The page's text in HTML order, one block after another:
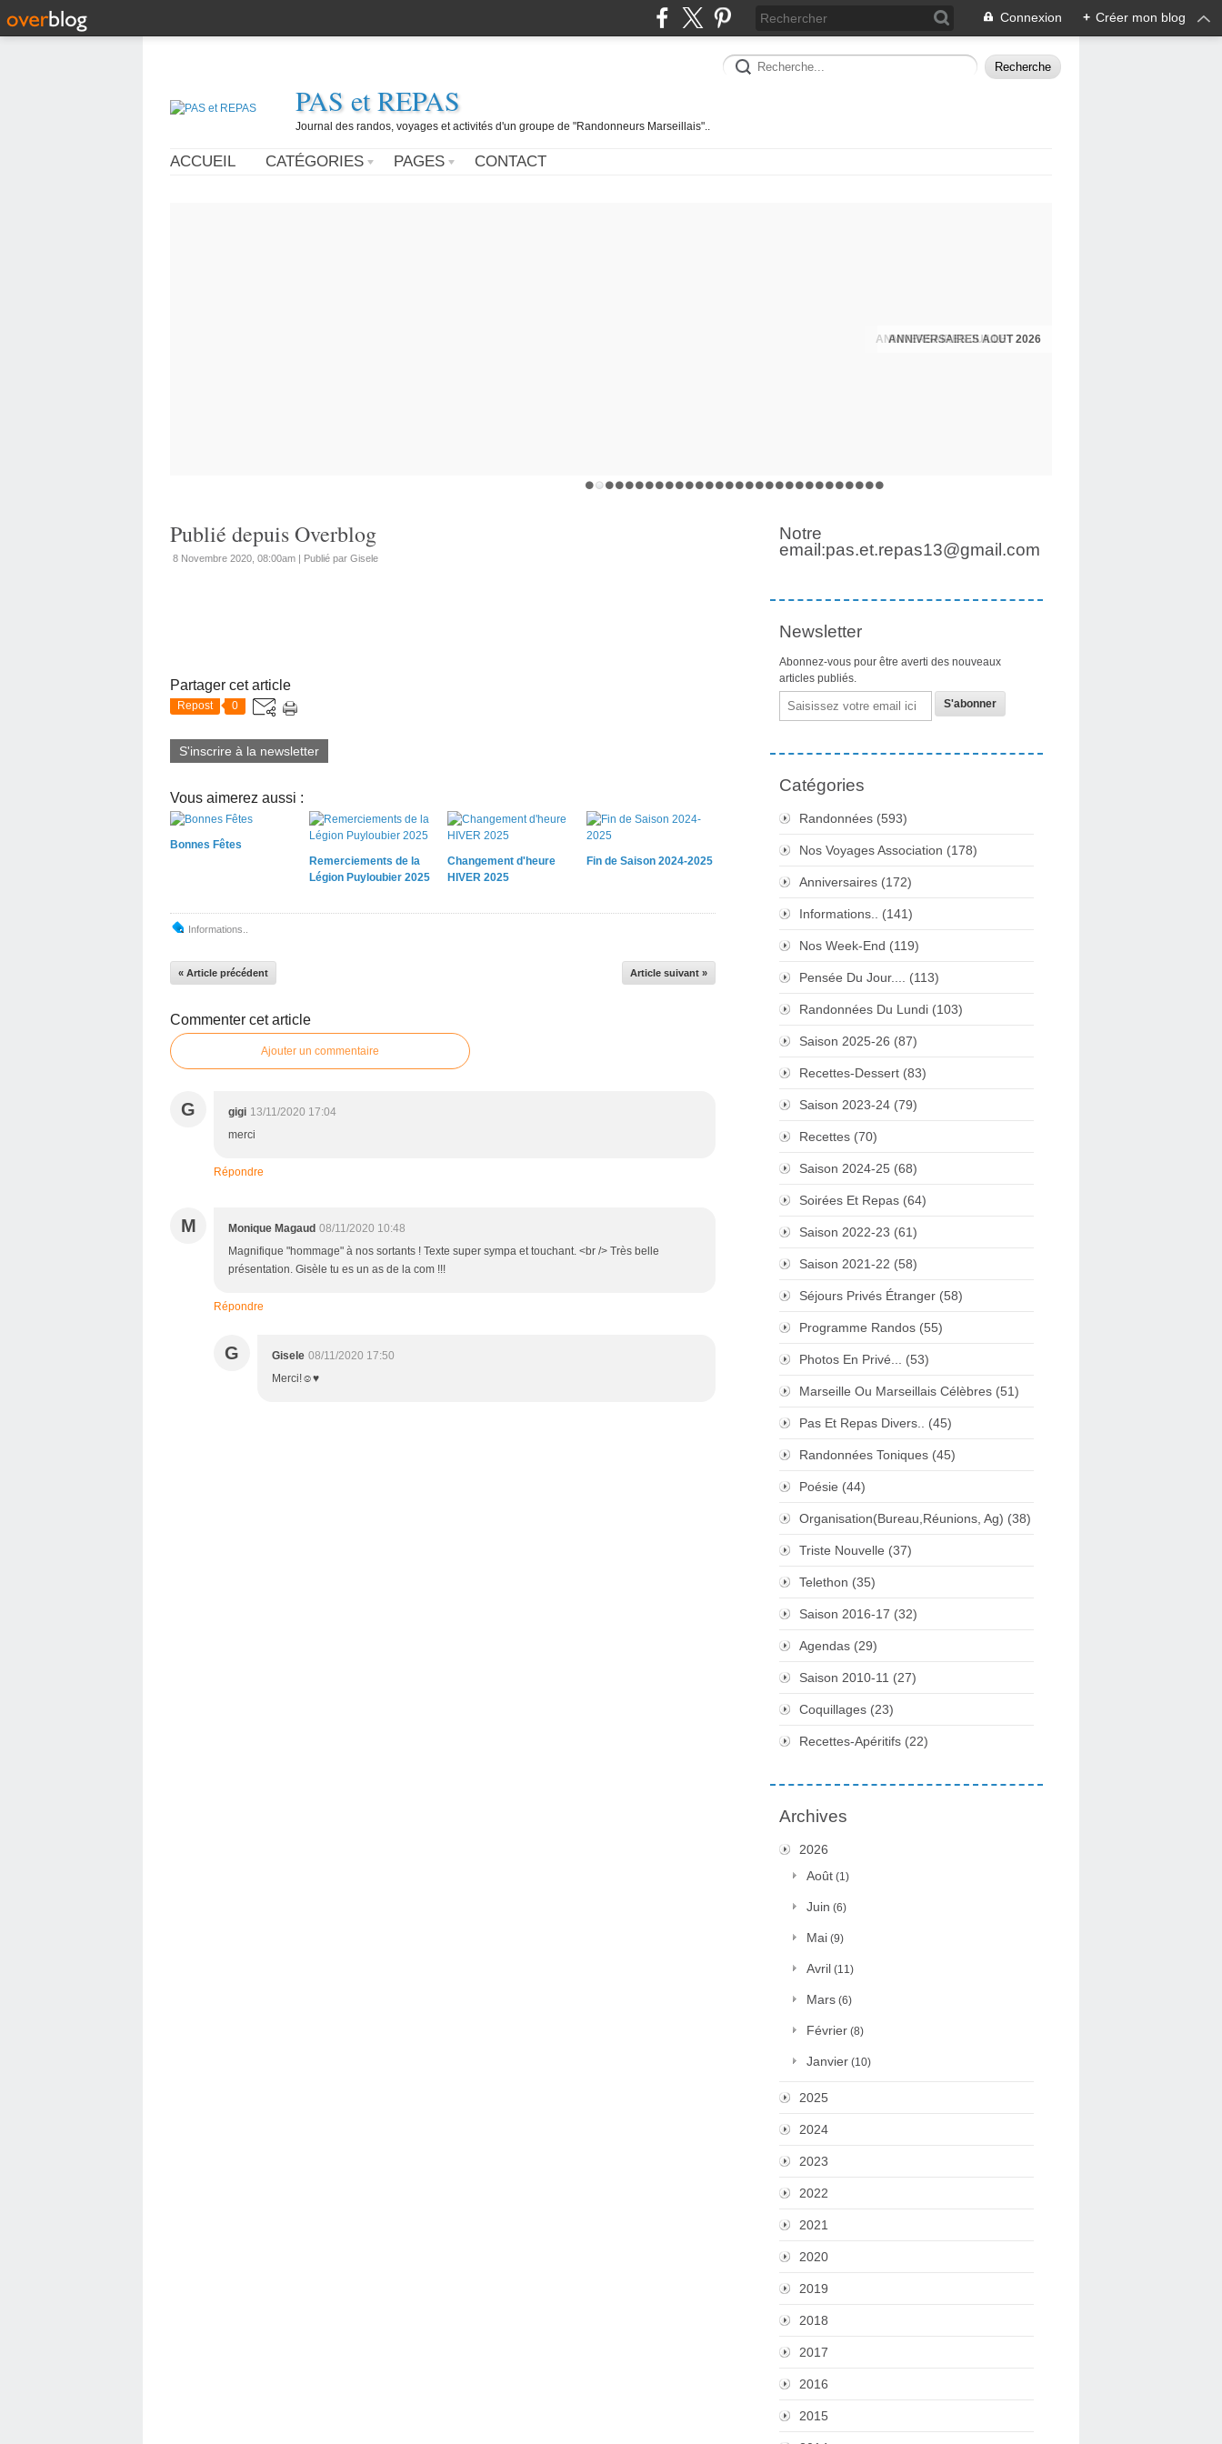
Connexion + Créer mon blog
PAS et REPAS
Journal des randos, voyages et activités d'un groupe de "Randonneurs Marseillais"..
ACCUEIL CATÉGORIES PAGES CONTACT
ANNIVERSAIRES AOUT 2026
ANNIVERSAIRES JUILLET 2026
Publié depuis Overblog
8 Novembre 2020, 08:00am | Publié par Gisele
Partager cet article
Repost 0
S'inscrire à la newsletter
Vous aimerez aussi :
Bonnes Fêtes
Remerciements de la
Légion Puyloubier 2025
Changement d'heure
HIVER 2025
Fin de Saison 2024-2025
Informations..
« Article précédent Article suivant »
Commenter cet article
Ajouter un commentaire
G gigi 13/11/2020 17:04
merci
Répondre
M Monique Magaud 08/11/2020 10:48
Magnifique "hommage" à nos sortants ! Texte super sympa et touchant. <br /> Très belle
présentation. Gisèle tu es un as de la com !!!
Répondre
G Gisele 08/11/2020 17:50
Merci!☺♥
Notre
email:pas.et.repas13@gmail.com
Newsletter
Abonnez-vous pour être averti des nouveaux
articles publiés.
Email
Catégories
Randonnées (593)
Nos Voyages Association (178)
Anniversaires (172)
Informations.. (141)
Nos Week-End (119)
Pensée Du Jour.... (113)
Randonnées Du Lundi (103)
Saison 2025-26 (87)
Recettes-Dessert (83)
Saison 2023-24 (79)
Recettes (70)
Saison 2024-25 (68)
Soirées Et Repas (64)
Saison 2022-23 (61)
Saison 2021-22 (58)
Séjours Privés Étranger (58)
Programme Randos (55)
Photos En Privé... (53)
Marseille Ou Marseillais Célèbres (51)
Pas Et Repas Divers.. (45)
Randonnées Toniques (45)
Poésie (44)
Organisation(Bureau,Réunions, Ag) (38)
Triste Nouvelle (37)
Telethon (35)
Saison 2016-17 (32)
Agendas (29)
Saison 2010-11 (27)
Coquillages (23)
Recettes-Apéritifs (22)
Archives
2026
Août (1)
Juin (6)
Mai (9)
Avril (11)
Mars (6)
Février (8)
Janvier (10)
2025
2024
2023
2022
2021
2020
2019
2018
2017
2016
2015